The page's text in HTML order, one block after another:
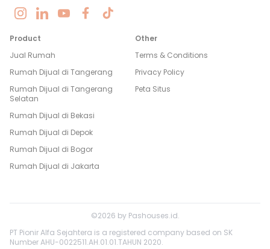
Product
Jual Rumah
Rumah Dijual di Tangerang
Rumah Dijual di Tangerang
Selatan
Rumah Dijual di Bekasi
Rumah Dijual di Depok
Rumah Dijual di Bogor
Rumah Dijual di Jakarta
Other
Terms & Conditions
Privacy Policy
Peta Situs
©2026 by Pashouses.id.
PT Pionir Alfa Sejahtera is a registered company based on SK
Number AHU-0022511.AH.01.01.TAHUN 2020.